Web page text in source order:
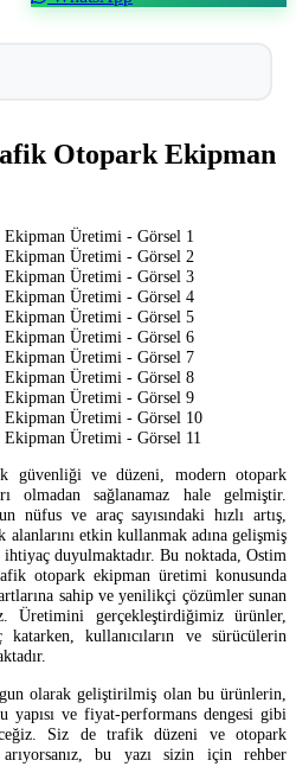
Otopark Ekipman
güvenliği ve düzeni, modern otopark
olmadan sağlanamaz hale gelmiştir.
nüfus ve araç sayısındaki hızlı artış,
alanlarını etkin kullanmak adına gelişmiş
duyulmaktadır. Bu noktada, Ostim
otopark ekipman üretimi konusunda
sahip ve yenilikçi çözümler sunan
Üretimini gerçekleştirdiğimiz ürünler,
kullanıcıların ve sürücülerin
olarak geliştirilmiş olan bu ürünlerin,
yapısı ve fiyat-performans dengesi gibi
Siz de trafik düzeni ve otopark
bu yazı sizin için rehber